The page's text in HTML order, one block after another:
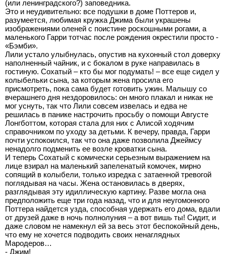
(или ленинградского?) заповедника.
Это и неудивительно: все подушки в доме Поттеров и,
разумеется, любимая кружка Джима были украшены
изображениями оленей с поистине роскошными рогами, а
маленького Гарри тотчас после рождения окрестили просто -
«Бэмби».
Лили устало улыбнулась, опустив на кухонный стол доверху
наполненный чайник, и с бокалом в руке направилась в
гостиную. Сохатый – кто бы мог подумать! – все еще сидел у
колыбельки сына, за которым жена просила его
присмотреть, пока сама будет готовить ужин. Малышу со
вчерашнего дня нездоровилось: он много плакал и никак не
мог уснуть, так что Лили совсем извелась и едва не
решилась в панике настрочить просьбу о помощи Августе
Лонгботтом, которая стала для них с Алисой ходячим
справочником по уходу за детьми. К вечеру, правда, Гарри
почти успокоился, так что она даже позволила Джеймсу
ненадолго подменить ее возле кроватки сына.
И теперь Сохатый с комически серьезным выражением на
лице взирал на маленький запеленатый комочек, мирно
сопящий в колыбели, только изредка с затаенной тревогой
поглядывая на часы. Жена остановилась в дверях,
разглядывая эту идиллическую картину. Разве могла она
предположить еще три года назад, что и для неугомонного
Поттера найдется узда, способная удержать его дома, вдали
от друзей даже в ночь полнолуния – а вот вишь ты! Сидит, и
даже словом не намекнул ей за весь этот беспокойный день,
что ему не хочется подводить своих ненаглядных
Мародеров…
- Джим!